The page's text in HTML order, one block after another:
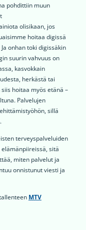
pohdittiin muun
olisikaan, jos
hoitaa digissä
onhan toki digissäkin
suurin vahvuus on
kasvokkain
herkästä tai
hoitaa myös etänä –
Palvelujen
sillä
terveyspalveluiden
sitä
miten palvelut ja
onnistunut viesti ja
MTV